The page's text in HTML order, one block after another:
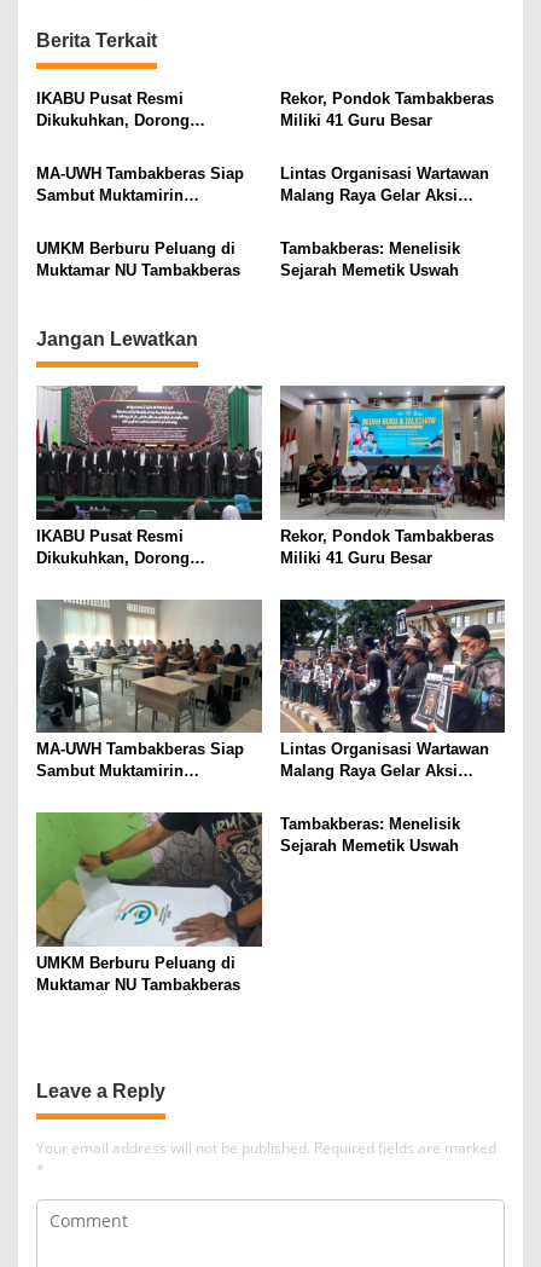
t
n
a
v
i
g
t
o
n
Berita Terkait
IKABU Pusat Resmi
Dikukuhkan, Dorong
Alumni
Rekor, Pondok Tambakberas
Miliki 41 Guru Besar
MA-UWH Tambakberas Siap
Sambut Muktamirin
Lintas Organisasi Wartawan
Malang Raya Gelar Aksi
Ireng”
UMKM Berburu Peluang di
Muktamar NU Tambakberas
Tambakberas: Menelisik
Sejarah Memetik Uswah
Jangan Lewatkan
IKABU Pusat Resmi
Dikukuhkan, Dorong
Alumni
Rekor, Pondok Tambakberas
Miliki 41 Guru Besar
MA-UWH Tambakberas Siap
Sambut Muktamirin
Lintas Organisasi Wartawan
Malang Raya Gelar Aksi
Ireng”
UMKM Berburu Peluang di
Muktamar NU Tambakberas
Tambakberas: Menelisik
Sejarah Memetik Uswah
Leave a Reply
Your email address will not be published. Required fields are marked
*